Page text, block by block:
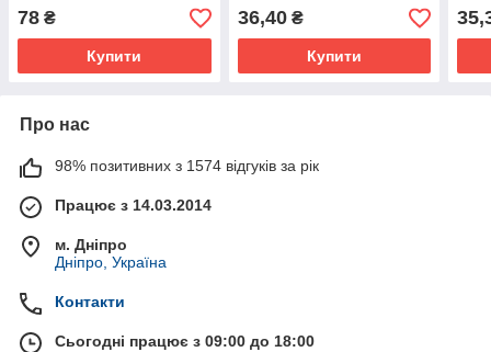
78 ₴
Купити
36,40₴
Купити
Про нас
98% позитивних з 1574 відгуків за рік
Працює з 14.03.2014
м. Дніпро
Дніпро, Україна
Контакти
Сьогодні працює з 09:00 до 18:00